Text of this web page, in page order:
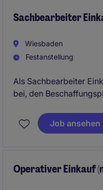
Sachbearbeiter
Wiesbaden
Festanstellung
Als Sachbearbeiter
bei, den
Rolle unterstützen Sie
und Supply Chain mit
Job ansehen
Operativer Einkauf